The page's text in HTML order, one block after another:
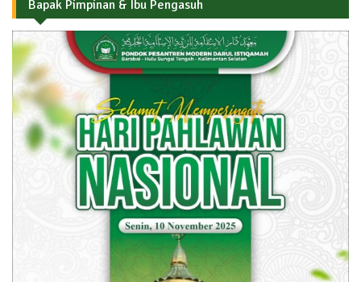
Bapak Pimpinan & Ibu Pengasuh